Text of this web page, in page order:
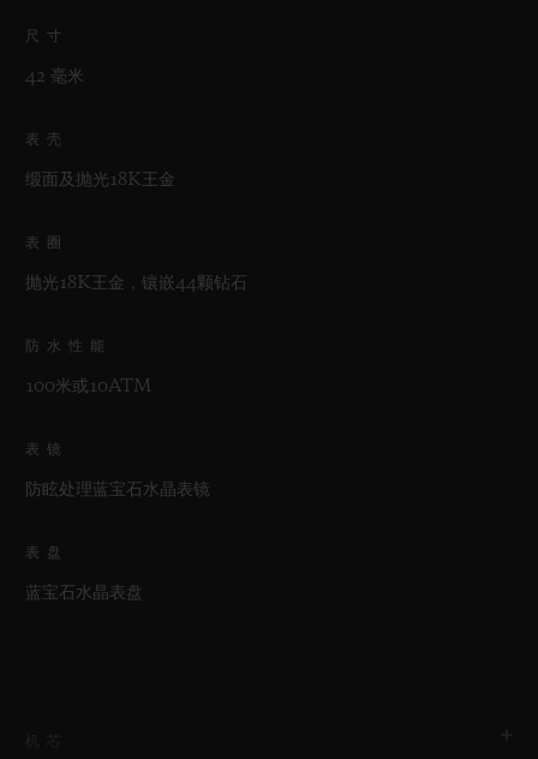
尺寸
42 毫米
表壳
缎面及抛光18K王金
表圈
抛光18K王金，镶嵌44颗钻石
防水性能
100米或10ATM
表镜
防眩处理蓝宝石水晶表镜
表盘
蓝宝石水晶表盘